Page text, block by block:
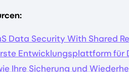
Data Security With Shared
Entwicklungsplattform für
Ihre Sicherung und